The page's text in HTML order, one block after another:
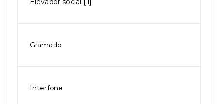
Elevador social (1)
Gramado
Interfone